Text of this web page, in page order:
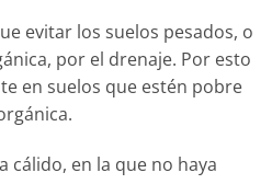
evitar los suelos pesados, o
por el drenaje. Por esto
en suelos que estén pobre
cálido, en la que no haya